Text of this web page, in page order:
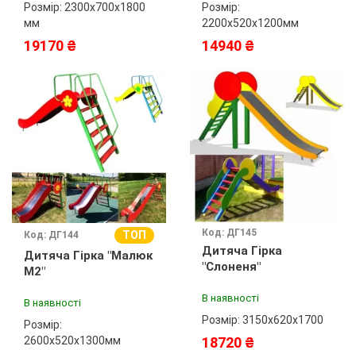
Розмір: 2300x700x1800
мм
19170 ₴
Розмір:
2200х520х1200мм
14940 ₴
Код: ДГ144 ТОП
Дитяча Гірка "Малюк
М2"
В наявності
Розмір:
2600х520х1300мм
Код: ДГ145
Дитяча Гірка
"Слоненя"
В наявності
Розмір: 3150х620х1700
18720 ₴